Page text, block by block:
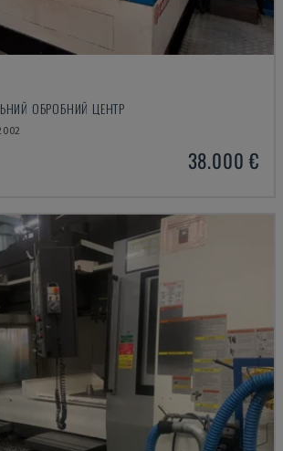
ОБРОБНИЙ ЦЕНТР
38.000 €